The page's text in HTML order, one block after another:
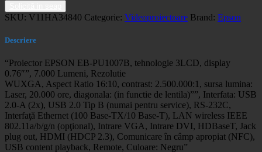
SKU: V11HA34840 Categorie: Videoproiectoare Brand: Epson
Descriere
“Proiector EPSON EB-PU1007B, tehnologie 3LCD, display
0.76″”, 7.000 Lumeni, Rezolutie
WUXGA, Aspect Ratio 16:10, contrast: 2.500.000:1, sursa lumina:
Laser, 20.000 ore, diagonala: (in functie de lentila)””, Interfata: USB
2.0-A (2x), USB 2.0 Tip B (numai pentru service), RS-232C,
Interfaţă Ethernet (100 Base-TX/10 Base-T), LAN wireless IEEE
802.11a/b/g/n (opţional), Intrare VGA, Intrare DVI, HDBaseT, Jack
plug out, HDMI (HDCP 2.3), Comunicare în câmp apropiat (NFC),
USB content playback, Remote, Culoare: Negru”